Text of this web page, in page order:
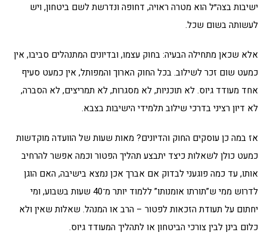
ישיבות בצה״ל הוא מטרה ראויה, דחופה ונדרשת לשם ביטחון, ויש
לעשותה בשום שכל.
אלא שכאן מתחילה הבעיה: בחוק עצמו, ובדיונים המתנהלים סביבו, אין
כמעט שום זכר לשילוב. בכל החוק הארוך והמפותל, אין כמעט סעיף
אחד מעודד גיוס. לא תוכניות, לא מסגרות, לא תמריצים, לא הסברה,
לא דיון רציני בדרכי שילוב תלמידי הישיבות בצבא.
אז במה כן עוסקים החוק והדיונים? מאות שעות של הוועדה מוקדשות
כמעט כולן לשאלות כיצד יתבצע תהליך הפטור וכמה אפשר להרחיב
אותו, עד כמה פוגעני לבדוק אם אברך אכן נמצא בישיבה, האם הוגן
לדרוש ממי ש”תורתו אומנותו” ללמוד יותר מ־40 שעות בשבוע, ומי
יחתום על תעודת הזכאות לפטור – הרב או המנהל. שאלות שאין ולא
כלום בינן לבין צורכי הביטחון או לתהליך המעודד גיוס.